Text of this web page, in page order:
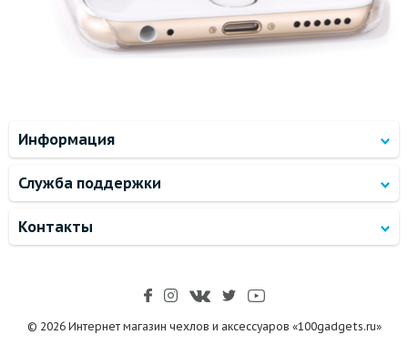
Информация
Служба поддержки
Контакты
© 2026 Интернет магазин чехлов и аксессуаров «100gadgets.ru»